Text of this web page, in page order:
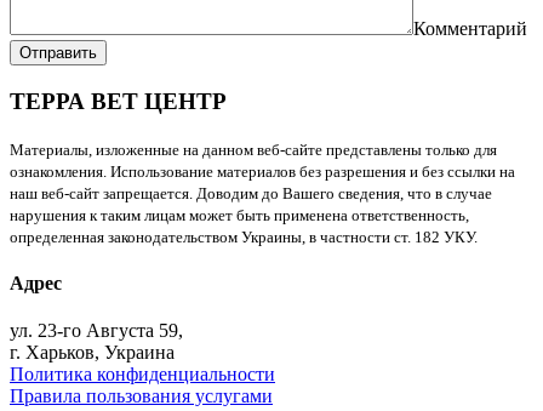
Комментарий
Отправить
ТЕРРА ВЕТ ЦЕНТР
Материалы, изложенные на данном веб-сайте представлены только для
ознакомления. Использование материалов без разрешения и без ссылки на
наш веб-сайт запрещается. Доводим до Вашего сведения, что в случае
нарушения к таким лицам может быть применена ответственность,
определенная законодательством Украины, в частности ст. 182 УКУ.
Адрес
ул. 23-го Августа 59,
г. Харьков, Украина
Политика конфиденциальности
Правила пользования услугами